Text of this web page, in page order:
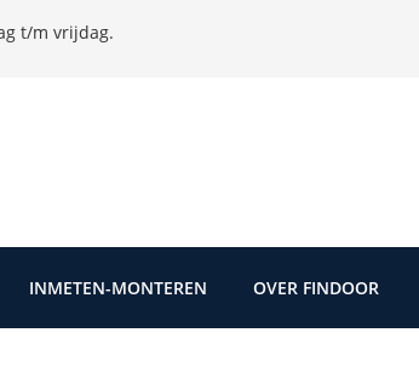
t/m vrijdag.
INMETEN-MONTEREN OVER FINDOOR